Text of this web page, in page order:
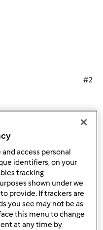
#2
się
aby dodawać
komentarze
access personal
identifiers, on your
tracking
shown under we
provide. If trackers are
you see may not be as
this menu to change
at any time by